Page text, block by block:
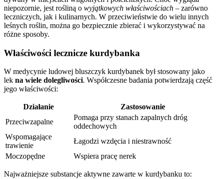
niepozornie, jest rośliną o wyjątkowych właściwościach – zarówno
leczniczych, jak i kulinarnych. W przeciwieństwie do wielu innych
leśnych roślin, można go bezpiecznie zbierać i wykorzystywać na
różne sposoby.
Właściwości lecznicze kurdybanka
W medycynie ludowej bluszczyk kurdybanek był stosowany jako
lek na wiele dolegliwości. Współczesne badania potwierdzają część
jego właściwości:
Działanie
Zastosowanie
Przeciwzapalne
Pomaga przy stanach zapalnych dróg
oddechowych
Wspomagające
trawienie
Łagodzi wzdęcia i niestrawność
Moczopędne
Wspiera pracę nerek
Najważniejsze substancje aktywne zawarte w kurdybanku to: